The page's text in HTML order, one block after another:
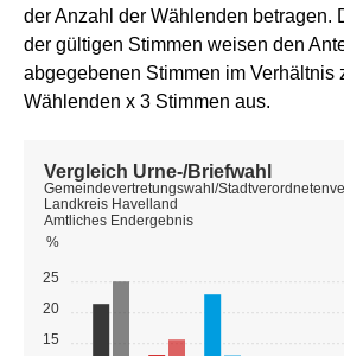
der Anzahl der Wählenden betragen.
der gültigen Stimmen weisen den
abgegebenen Stimmen im Verhältnis
Wählenden x 3 Stimmen aus.
15
20
25
%
Vergleich Urne-/Briefwahl
Gemeindevertretungswahl/
Landkreis Havelland
Amtliches Endergebnis